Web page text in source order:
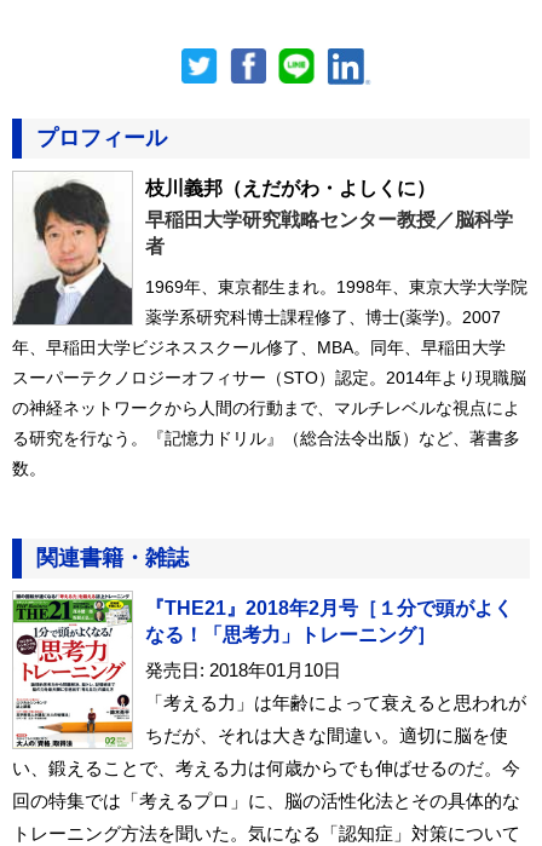
プロフィール
枝川義邦 （えだがわ・よしくに）
早稲田大学研究戦略センター教授／脳科学
者
1969年、東京都生まれ。1998年、東京大学大学院
薬学系研究科博士課程修了、博士(薬学)。2007
年、早稲田大学ビジネススクール修了、MBA。同年、早稲田大学
スーパーテクノロジーオフィサー（STO）認定。2014年より現職脳
の神経ネットワークから人間の行動まで、マルチレベルな視点によ
る研究を行なう。『記憶力ドリル』（総合法令出版）など、著書多
数。
関連書籍・雑誌
『THE21』2018年2月号［１分で頭がよく
なる！「思考力」トレーニング］
発売日: 2018年01月10日
「考える力」は年齢によって衰えると思われが
ちだが、それは大きな間違い。適切に脳を使
い、鍛えることで、考える力は何歳からでも伸ばせるのだ。今
回の特集では「考えるプロ」に、脳の活性化法とその具体的な
トレーニング方法を聞いた。気になる「認知症」対策について